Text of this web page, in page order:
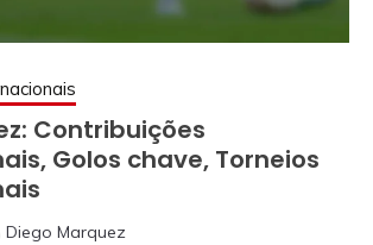
Contribuições
Golos chave, Torneios
Diego Marquez